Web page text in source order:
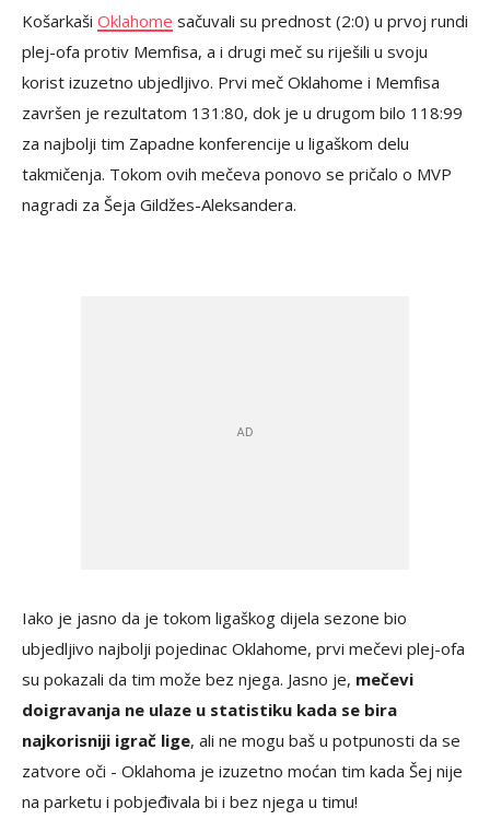
Košarkaši Oklahome sačuvali su prednost (2:0) u prvoj rundi
plej-ofa protiv Memfisa, a i drugi meč su riješili u svoju
korist izuzetno ubjedljivo. Prvi meč Oklahome i Memfisa
završen je rezultatom 131:80, dok je u drugom bilo 118:99
za najbolji tim Zapadne konferencije u ligaškom delu
takmičenja. Tokom ovih mečeva ponovo se pričalo o MVP
nagradi za Šeja Gildžes-Aleksandera.
Iako je jasno da je tokom ligaškog dijela sezone bio
ubjedljivo najbolji pojedinac Oklahome, prvi mečevi plej-ofa
su pokazali da tim može bez njega. Jasno je, mečevi
doigravanja ne ulaze u statistiku kada se bira
najkorisniji igrač lige, ali ne mogu baš u potpunosti da se
zatvore oči - Oklahoma je izuzetno moćan tim kada Šej nije
na parketu i pobjeđivala bi i bez njega u timu!